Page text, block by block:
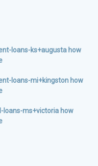
loans-ks+augusta how
loans-mi+kingston how
loans-ms+victoria how